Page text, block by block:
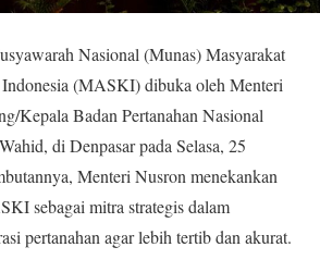
Nasional (Munas) Masyarakat
(MASKI) dibuka oleh Menteri
Kepala Badan Pertanahan Nasional
di Denpasar pada Selasa, 25
Menteri Nusron menekankan
sebagai mitra strategis dalam
pertanahan agar lebih tertib dan akurat.